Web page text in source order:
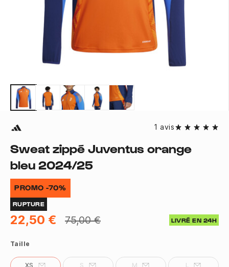
1 avis
Sweat zippé Juventus orange
bleu 2024/25
PROMO -70%
RUPTURE
22,50 € 75,00 € LIVRÉ EN 24H
Taille
XS S M L